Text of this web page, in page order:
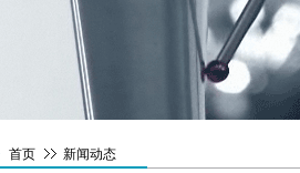
首页 新闻动态